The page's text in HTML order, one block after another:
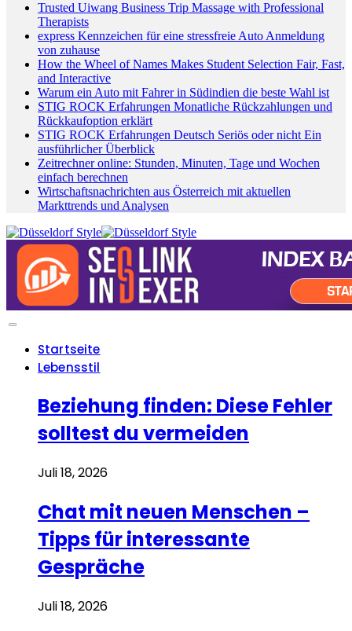
Trusted Uiwang Business Trip Massage with Professional
Therapists
express Kennzeichen für eine stressfreie Auto Anmeldung
von zuhause
How the Wheel of Names Makes Student Selection Fair, Fast,
and Interactive
Warum ein Auto mit Fahrer in Südindien die beste Wahl ist
STIG ROCK Erfahrungen Monatliche Rückzahlungen und
Rückkaufoption erklärt
STIG ROCK Erfahrungen Deutsch Seriös oder nicht Ein
ausführlicher Überblick
Zeitrechner online: Stunden, Minuten, Tage und Wochen
einfach berechnen
Wirtschaftsnachrichten aus Österreich mit aktuellen
Markttrends und Analysen
Startseite
Lebensstil
Beziehung finden: Diese Fehler
solltest du vermeiden
Juli 18, 2026
Chat mit neuen Menschen –
Tipps für interessante
Gespräche
Juli 18, 2026